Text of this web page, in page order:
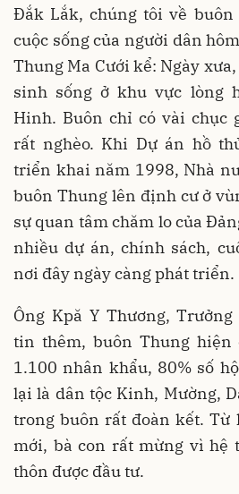
Đắk Lắk, chúng tôi về
cuộc sống của người dân
Thung Ma Cưới kể: Ngày
sinh sống ở khu vực lòng
Hinh. Buôn chỉ có vài chục
rất nghèo. Khi Dự án hồ
triển khai năm 1998, Nhà
buôn Thung lên định cư ở
sự quan tâm chăm lo của
nhiều dự án, chính sách,
nơi đây ngày càng phát triển.
Ông Kpă Y Thương,
tin thêm, buôn Thung
1.100 nhân khẩu, 80% số
lại là dân tộc Kinh, Mường,
trong buôn rất đoàn kết.
mới, bà con rất mừng vì hệ
thôn được đầu tư.